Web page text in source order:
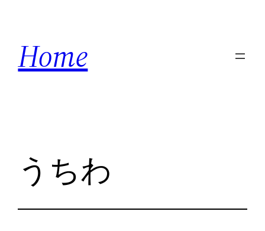
Home
うちわ